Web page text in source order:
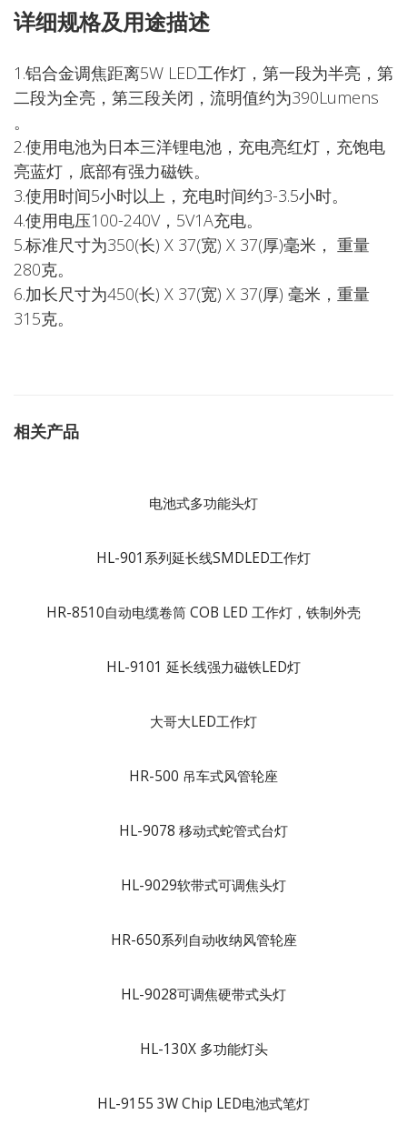
详细规格及用途描述
1.铝合金调焦距离5W LED工作灯，第一段为半亮，第
二段为全亮，第三段关闭，流明值约为390Lumens
。
2.使用电池为日本三洋锂电池，充电亮红灯，充饱电
亮蓝灯，底部有强力磁铁。
3.使用时间5小时以上，充电时间约3-3.5小时。
4.使用电压100-240V，5V1A充电。
5.标准尺寸为350(长) X 37(宽) X 37(厚)毫米， 重量
280克。
6.加长尺寸为450(长) X 37(宽) X 37(厚) 毫米，重量
315克。
相关产品
电池式多功能头灯
HL-901系列延长线SMDLED工作灯
HR-8510自动电缆卷筒 COB LED 工作灯，铁制外壳
HL-9101 延长线强力磁铁LED灯
大哥大LED工作灯
HR-500 吊车式风管轮座
HL-9078 移动式蛇管式台灯
HL-9029软带式可调焦头灯
HR-650系列自动收纳风管轮座
HL-9028可调焦硬带式头灯
HL-130X 多功能灯头
HL-9155 3W Chip LED电池式笔灯